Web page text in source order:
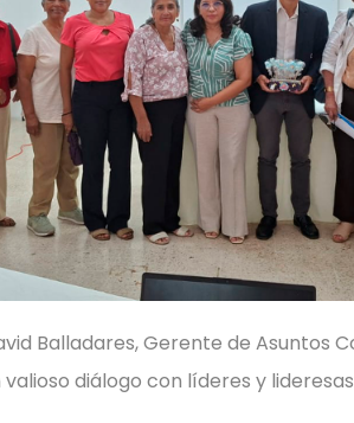
Balladares, Gerente de Asuntos
diálogo con líderes y